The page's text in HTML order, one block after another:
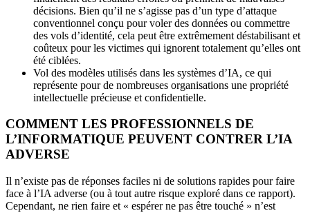
décisions. Bien qu’il ne s’agisse pas d’un type d’attaque
conventionnel conçu pour voler des données ou commettre
des vols d’identité, cela peut être extrêmement déstabilisant et
coûteux pour les victimes qui ignorent totalement qu’elles ont
été ciblées.
Vol des modèles utilisés dans les systèmes d’IA, ce qui
représente pour de nombreuses organisations une propriété
intellectuelle précieuse et confidentielle.
COMMENT LES PROFESSIONNELS DE
L’INFORMATIQUE PEUVENT CONTRER L’IA
ADVERSE
Il n’existe pas de réponses faciles ni de solutions rapides pour faire
face à l’IA adverse (ou à tout autre risque exploré dans ce rapport).
Cependant, ne rien faire et « espérer ne pas être touché » n’est